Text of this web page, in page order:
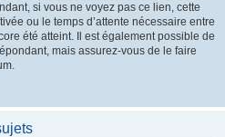
si vous ne voyez pas ce lien, cette
ou le temps d’attente nécessaire entre
été atteint. Il est également possible de
mais assurez-vous de le faire